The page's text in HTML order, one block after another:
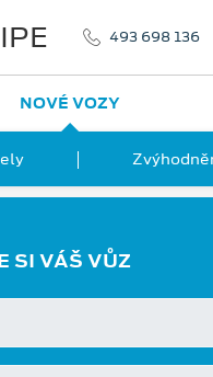
493 698 136
NOVÉ VOZY
SI VÁŠ VŮZ